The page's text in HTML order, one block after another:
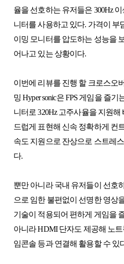
율을 선호하는 유저들은 300Hz
니터를 사용하고 있다. 가격이 부
이밍 모니터를 압도하는 성능을
어나고 있는 상황이다.
이번에 리뷰를 진행 할 크로스오버
밍 Hyper sonic은 FPS 게임을 즐
니터로 320Hz 고주사율을 지원
드럽게 표현해 신속 정확하게 컨
속도 지원으로 잔상으로 스트레
다.
뿐만 아니라 국내 유저들이 선호
으로 임한 불편없이 선명한 영상
기술이 적용되어 편하게 게임을
아니라 HDMI 단자도 제공해 노트
임콘솔 등과 연결해 활용할 수 있